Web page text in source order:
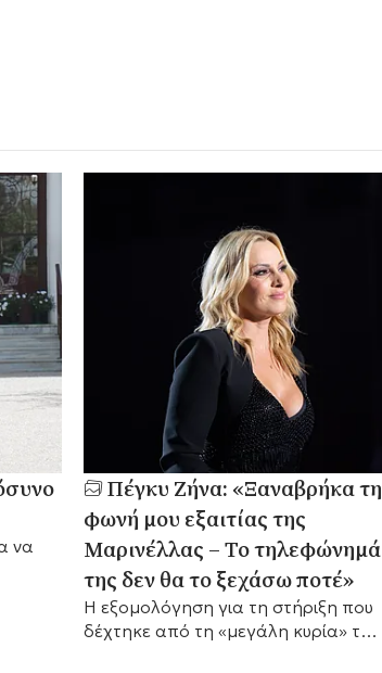
να
Πέγκυ Ζήνα: «Ξαναβρήκα τη
φωνή μου εξαιτίας της
Μαρινέλλας – Το τηλεφώνημά
της δεν θα το ξεχάσω ποτέ»
Η εξομολόγηση για τη στήριξη που
δέχτηκε από τη «μεγάλη κυρία» του